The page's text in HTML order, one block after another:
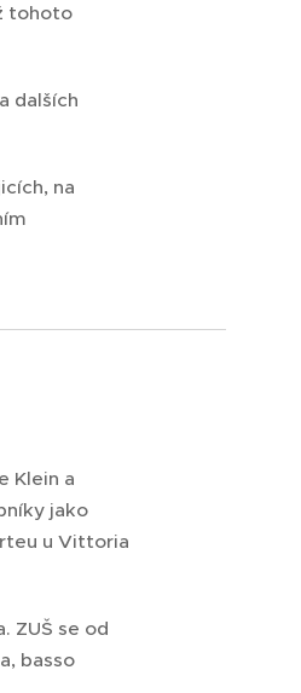
tohoto
dalších
na
Klein a
jako
u Vittoria
ZUŠ se od
basso